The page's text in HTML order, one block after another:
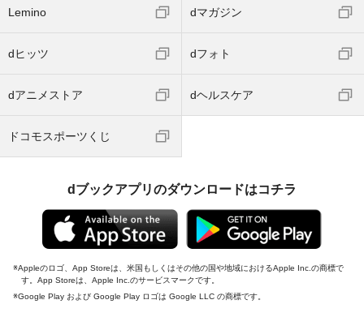
Lemino dマガジン
dヒッツ dフォト
dアニメストア dヘルスケア
ドコモスポーツくじ
dブックアプリのダウンロードはコチラ
Appleのロゴ、App Storeは、米国もしくはその他の国や地域におけるApple Inc.の商標で
す。App Storeは、Apple Inc.のサービスマークです。
Google Play および Google Play ロゴは Google LLC の商標です。